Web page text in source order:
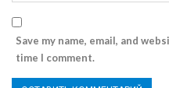
Save my name, email, and
time I comment.